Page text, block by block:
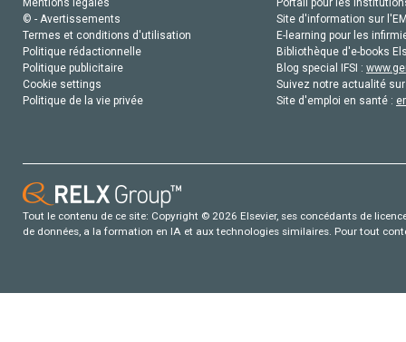
Mentions légales
© - Avertissements
Termes et conditions d'utilisation
Politique rédactionnelle
Politique publicitaire
Cookie settings
Politique de la vie privée
Portail pour les
Site d'information sur
E-learning pour les
Bibliothèque d'e-books
Blog special IFSI :
Suivez notre actualité
Site d'emploi en santé :
Tout le contenu de ce site: Copyright © 2026 Elsevier, ses concédants de
de données, a la formation en IA et aux technologies similaires. Pour tout